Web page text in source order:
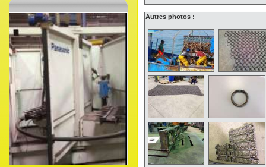
Autres photos :